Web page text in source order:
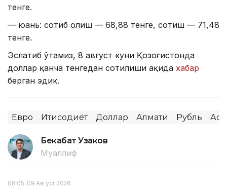
тенге.
— юань: сотиб олиш — 68,88 тенге, сотиш — 71,48
тенге.
Эслатиб ўтамиз, 8 август куни Қозоғистонда
доллар қанча тенгедан сотилиши ҳақида хабар
берган эдик.
Евро Иқтисодиёт Доллар Алмати Рубль
Бекабат Узаков
Муаллиф
08:05, 09 Август 2026